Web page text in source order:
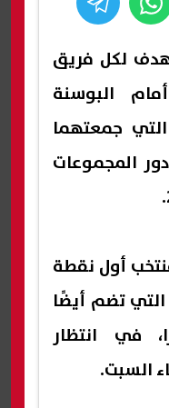
لكل فريق
البوسنة
جمعتهما
المجموعات
أول نقطة
تضم أيضًا
في انتظار
السبت.